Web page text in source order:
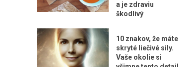
a je zdraviu
škodlivý
10 znakov, že máte
skryté liečivé sily.
Vaše okolie si